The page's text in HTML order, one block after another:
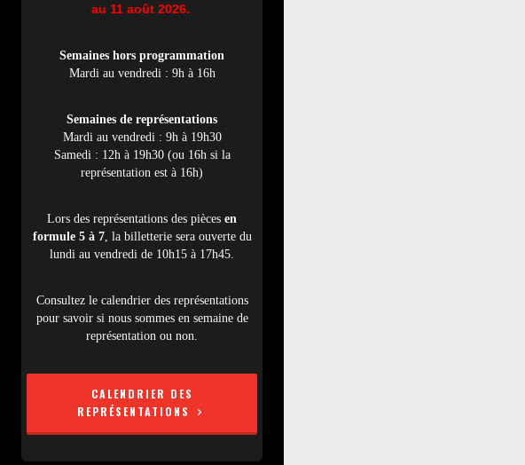
au 11 août 2026.
Semaines hors programmation
Mardi au vendredi : 9h à 16h
Semaines de représentations
Mardi au vendredi : 9h à 19h30
Samedi : 12h à 19h30 (ou 16h si la
représentation est à 16h)
Lors des représentations des pièces en
formule 5 à 7, la billetterie sera ouverte du
lundi au vendredi de 10h15 à 17h45.
Consultez le calendrier des représentations
pour savoir si nous sommes en semaine de
représentation ou non.
CALENDRIER DES
REPRÉSENTATIONS